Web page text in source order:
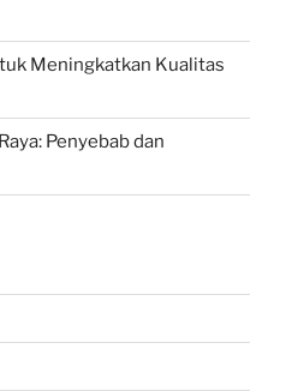
Meningkatkan Kualitas
Penyebab dan